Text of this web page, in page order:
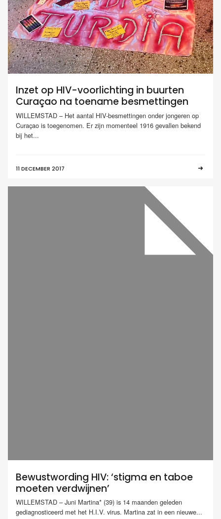
Inzet op HIV-voorlichting in buurten
Curaçao na toename besmettingen
WILLEMSTAD – Het aantal HIV-besmettingen onder jongeren op
Curaçao is toegenomen. Er zijn momenteel 1916 gevallen bekend
bij het...
11 DECEMBER 2017
Bewustwording HIV: ‘stigma en taboe
moeten verdwijnen’
WILLEMSTAD – Juni Martina* (39) is 14 maanden geleden
gediagnosticeerd met het H.I.V. virus. Martina zat in een nieuwe...